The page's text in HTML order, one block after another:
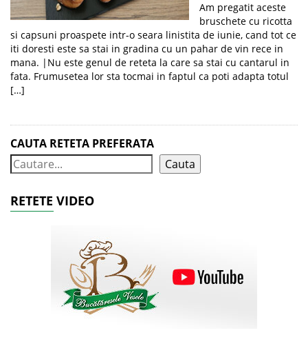
​Am pregatit aceste
bruschete cu ricotta
si capsuni proaspete intr-o seara linistita de iunie, cand tot ce
iti doresti este sa stai in gradina cu un pahar de vin rece in
mana. |Nu este genul de reteta la care sa stai cu cantarul in
fata. Frumusetea lor sta tocmai in faptul ca poti adapta totul
[…]
CAUTA RETETA PREFERATA
Cauta
RETETE VIDEO